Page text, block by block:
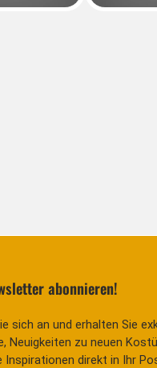
abonnieren!
sich an und erhalten Sie
Neuigkeiten zu neuen
Inspirationen direkt in Ihr